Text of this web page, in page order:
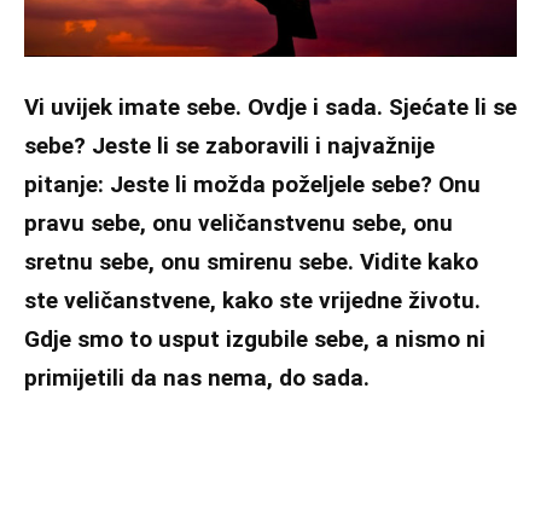
Vi uvijek imate sebe. Ovdje i sada. Sjećate li se
sebe? Jeste li se zaboravili i najvažnije
pitanje: Jeste li možda poželjele sebe? Onu
pravu sebe, onu veličanstvenu sebe, onu
sretnu sebe, onu smirenu sebe. Vidite kako
ste veličanstvene, kako ste vrijedne životu.
Gdje smo to usput izgubile sebe, a nismo ni
primijetili da nas nema, do sada.